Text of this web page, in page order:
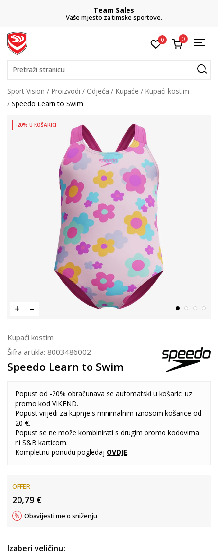
Team Sales
Vaše mjesto za timske sportove.
0 0
Pretraži stranicu
Sport Vision Proizvodi Odjeća Kupaće
Kupaći kostim
Speedo Learn to Swim
-20% U KOŠARICI
Kupaći kostim
Šifra artikla: 8003486002
Speedo Learn to Swim
Popust od -20% obračunava se automatski u košarici uz
promo kod VIKEND.
Popust vrijedi za kupnje s minimalnim iznosom košarice od
20 €.
Popust se ne može kombinirati s drugim promo kodovima
ni S&B karticom.
Kompletnu ponudu pogledaj OVDJE.
OFFER
20,79 €
Obavijesti me o sniženju
Izaberi veličinu: